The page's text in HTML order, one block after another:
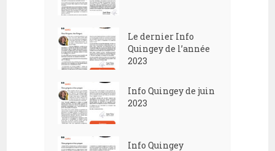
Le dernier Info
Quingey de l’année
2023
Info Quingey de juin
2023
Info Quingey